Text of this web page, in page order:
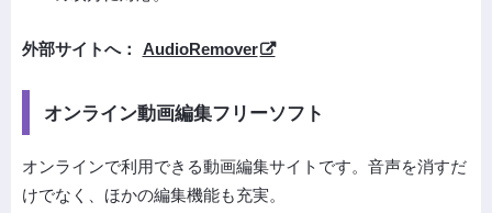
外部サイトへ： AudioRemover
オンライン動画編集フリーソフト
オンラインで利用できる動画編集サイトです。音声を消すだ
けでなく、ほかの編集機能も充実。